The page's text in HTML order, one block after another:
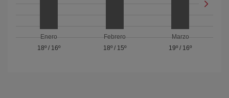
Enero
18º/ 16º
Febrero
18º/ 15º
Marzo
19º / 16º